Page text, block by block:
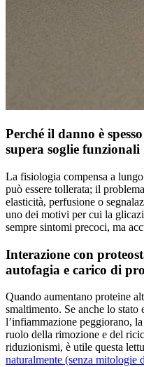
Perché il danno è
supera soglie funzionali
La fisiologia compensa a
può essere tollerata; il
elasticità, perfusione o
uno dei motivi per cui la
sempre sintomi precoci, ma
Interazione con
autofagia e carico di
Quando aumentano proteine
smaltimento. Se anche lo stato
l’infiammazione peggiorano,
ruolo della rimozione e del
riduzionismi, è utile questa
naturalmente (senza mitologie